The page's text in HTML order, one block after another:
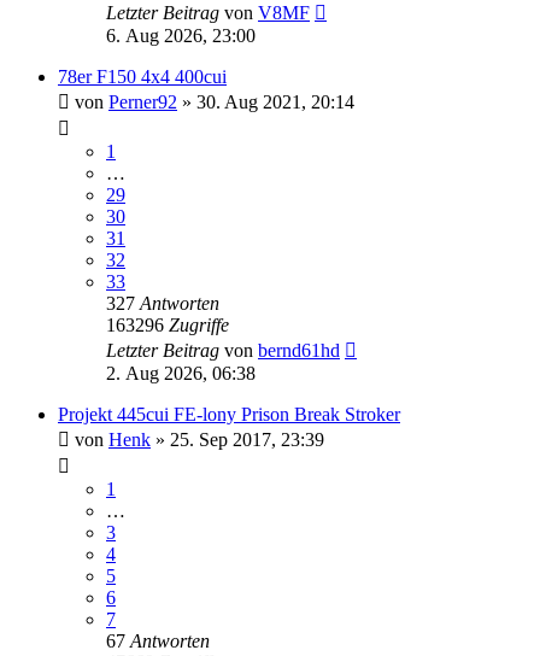
Letzter Beitrag von V8MF
6. Aug 2026, 23:00
78er F150 4x4 400cui
von Perner92 » 30. Aug 2021, 20:14
1
…
29
30
31
32
33
327 Antworten
163296 Zugriffe
Letzter Beitrag von bernd61hd
2. Aug 2026, 06:38
Projekt 445cui FE-lony Prison Break Stroker
von Henk » 25. Sep 2017, 23:39
1
…
3
4
5
6
7
67 Antworten